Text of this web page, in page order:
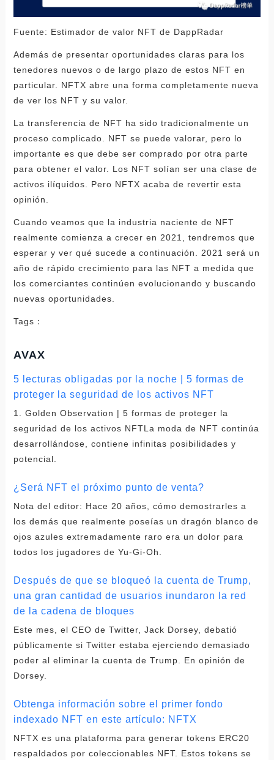
Fuente: Estimador de valor NFT de DappRadar
Además de presentar oportunidades claras para los
tenedores nuevos o de largo plazo de estos NFT en
particular. NFTX abre una forma completamente nueva
de ver los NFT y su valor.
La transferencia de NFT ha sido tradicionalmente un
proceso complicado. NFT se puede valorar, pero lo
importante es que debe ser comprado por otra parte
para obtener el valor. Los NFT solían ser una clase de
activos ilíquidos. Pero NFTX acaba de revertir esta
opinión.
Cuando veamos que la industria naciente de NFT
realmente comienza a crecer en 2021, tendremos que
esperar y ver qué sucede a continuación. 2021 será un
año de rápido crecimiento para las NFT a medida que
los comerciantes continúen evolucionando y buscando
nuevas oportunidades.
Tags：
AVAX
5 lecturas obligadas por la noche | 5 formas de
proteger la seguridad de los activos NFT
1. Golden Observation | 5 formas de proteger la
seguridad de los activos NFTLa moda de NFT continúa
desarrollándose, contiene infinitas posibilidades y
potencial.
¿Será NFT el próximo punto de venta?
Nota del editor: Hace 20 años, cómo demostrarles a
los demás que realmente poseías un dragón blanco de
ojos azules extremadamente raro era un dolor para
todos los jugadores de Yu-Gi-Oh.
Después de que se bloqueó la cuenta de Trump,
una gran cantidad de usuarios inundaron la red
de la cadena de bloques
Este mes, el CEO de Twitter, Jack Dorsey, debatió
públicamente si Twitter estaba ejerciendo demasiado
poder al eliminar la cuenta de Trump. En opinión de
Dorsey.
Obtenga información sobre el primer fondo
indexado NFT en este artículo: NFTX
NFTX es una plataforma para generar tokens ERC20
respaldados por coleccionables NFT. Estos tokens se